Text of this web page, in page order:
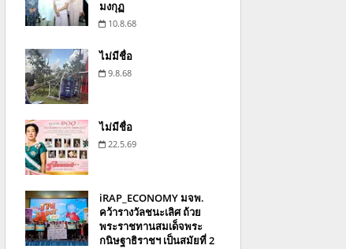
มงกุฏ
10.8.68
ไม่มีชื่อ
9.8.68
ไม่มีชื่อ
22.5.69
iRAP_ECONOMY มจพ.
คว้ารางวัลชนะเลิศ ถ้วย
พระราชทานสมเด็จพระ
กนิษฐาธิราชฯ เป็นสมัยที่ 2